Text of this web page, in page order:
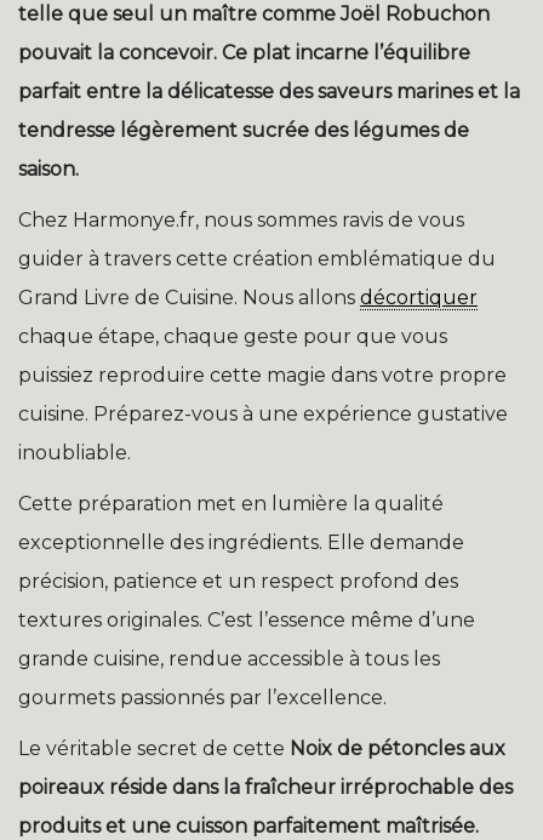
telle que seul un maître comme Joël Robuchon
pouvait la concevoir. Ce plat incarne l’équilibre
parfait entre la délicatesse des saveurs marines et la
tendresse légèrement sucrée des légumes de
saison.
Chez Harmonye.fr, nous sommes ravis de vous
guider à travers cette création emblématique du
Grand Livre de Cuisine. Nous allons décortiquer
chaque étape, chaque geste pour que vous
puissiez reproduire cette magie dans votre propre
cuisine. Préparez-vous à une expérience gustative
inoubliable.
Cette préparation met en lumière la qualité
exceptionnelle des ingrédients. Elle demande
précision, patience et un respect profond des
textures originales. C’est l’essence même d’une
grande cuisine, rendue accessible à tous les
gourmets passionnés par l’excellence.
Le véritable secret de cette Noix de pétoncles aux
poireaux réside dans la fraîcheur irréprochable des
produits et une cuisson parfaitement maîtrisée.